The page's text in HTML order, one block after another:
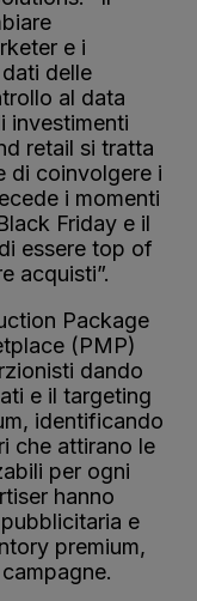
e i
delle
al data
investimenti
retail si tratta
di coinvolgere i
i momenti
Friday e il
essere top of
acquisti”.
Package
(PMP)
dando
e il targeting
identificando
che attirano le
per ogni
hanno
e
premium,